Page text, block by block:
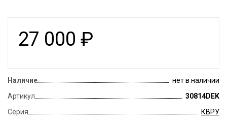
27 000 ₽
Наличие
нет в наличии
Артикул
30814DEK
Серия
КВРУ